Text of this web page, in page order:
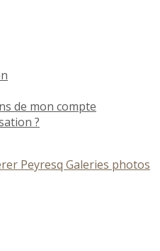
de mon compte
?
Peyresq Galeries photos